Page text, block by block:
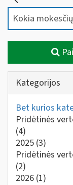
Kategorijos
Bet kurios
Pridėtinės
(4)
2025 (3)
Pridėtinės
(2)
2026 (1)